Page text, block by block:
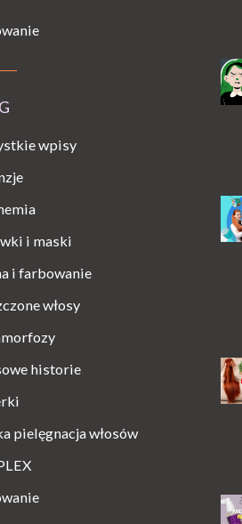
wpisy
i maski
i farbowanie
włosy
historie
pielęgnacja włosów